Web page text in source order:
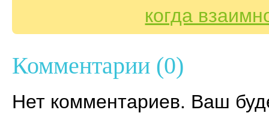
когда
Комментарии (0)
Нет комментариев. Ваш